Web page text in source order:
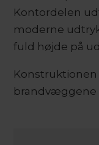
Kontordelen
moderne
fuld højde på
brandvæggene